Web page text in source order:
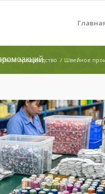
производство / Швейное